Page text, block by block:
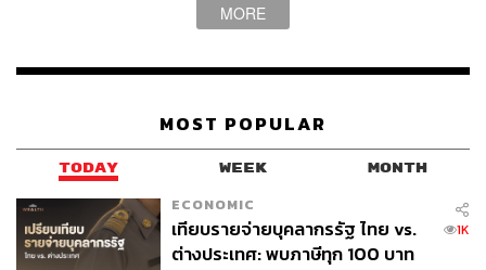
MORE
MOST POPULAR
TODAY WEEK MONTH
ECONOMIC
เทียบรายจ่ายบุคลากรรัฐ ไทย vs.
ต่างประเทศ: พบภาษีทุก 100 บาท
1K